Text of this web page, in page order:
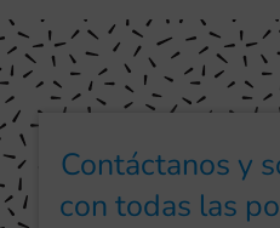
Contáctanos y
con todas las